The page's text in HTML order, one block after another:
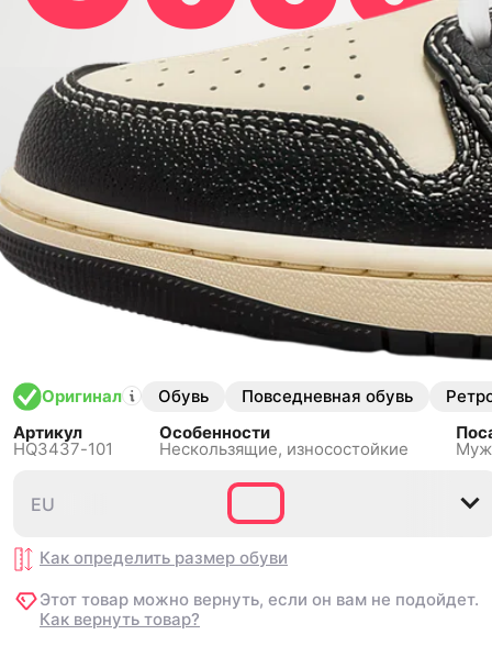
Milk/
Оригинал Обувь Повседневная обувь
Артикул
HQ3437-101
Особенности
Нескользящиe, износостойкие
43
EU
Как определить размер обуви
Этот товар можно вернуть, если он вам не подойдет.
Как вернуть товар?
43
EU
Как определить размер обуви
Этот товар можно вернуть, если он вам не подойдет.
Как вернуть товар?